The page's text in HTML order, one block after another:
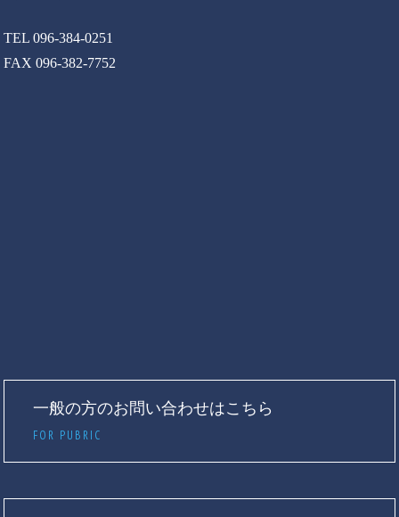
TEL 096-384-0251
FAX 096-382-7752
一般の方のお問い合わせはこちら
FOR PUBRIC